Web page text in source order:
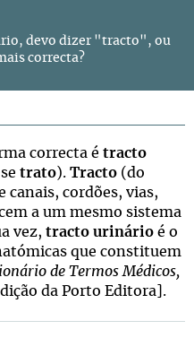
devo dizer "tracto", ou
correcta?
correcta é tracto
trato). Tracto (do
canais, cordões, vias,
a um mesmo sistema
vez, tracto urinário é o
que constituem
de Termos Médicos,
da Porto Editora].